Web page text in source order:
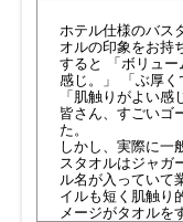
ホテル仕様のバス
オルの印象をお持
すると 「ボリュ
感じ。」 「ぶ厚く
「肌触りがよい感
皆さん、すごいゴ
た。
しかし、実際に一
スタオルはジャガ
ル名が入っていて
イルも短く肌触り
メージがタオルを